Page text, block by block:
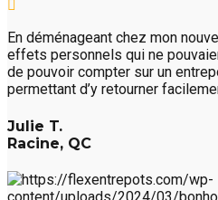
En déménageant chez mon
effets personnels qui ne
de pouvoir compter sur un
permettant d’y retourner
Julie T.
Racine, QC